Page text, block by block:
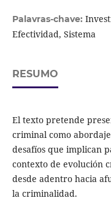
Palavras-chave:
Efectividad, Sistema
RESUMO
El texto pretende
criminal como
desafíos que implican
contexto de evolución
desde adentro hacia
la criminalidad.